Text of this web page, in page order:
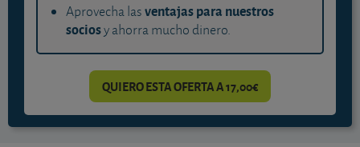
Aprovecha lasventajas para nuestros
sociosy ahorra mucho dinero.
QUIERO ESTA OFERTA A 17,00€